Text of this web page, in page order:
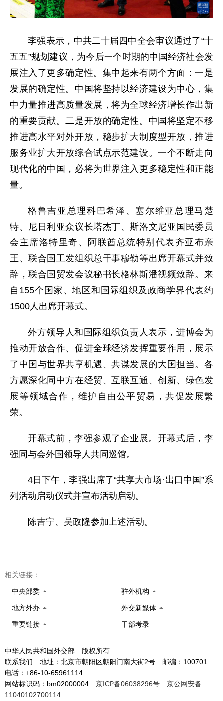
李强表示，中共二十届四中全会审议通过了“十
五五”规划建议，为今后一个时期的中国经济社会发
展注入了更多确定性。集中起来有两个方面：一是
发展的确定性。中国将坚持以经济建设为中心，集
中力量推进高质量发展，将为全球经济增长作出新
的重要贡献。二是开放的确定性。中国将坚定不移
推进高水平对外开放，稳步扩大制度型开放，推进
服务业扩大开放综合试点示范建设。一个不断走向
现代化的中国，必将为世界注入更多稳定性和正能
量。
格鲁吉亚总理科巴希泽、塞尔维亚总理马楚
特、尼日利亚众议长塔杰丁、斯洛文尼亚国民委员
会主席洛特里奇、阿联酋总统特别代表齐亚布亲
王、联合国工发组织总干事穆勒等出席开幕式并致
辞，联合国贸发会议秘书长格林斯潘视频致辞。来
自155个国家、地区和国际组织及政商学界代表约
1500人出席开幕式。
外方领导人和国际组织负责人表示，进博会为
推动开放合作、促进全球经济发挥重要作用，展示
了中国与世界共享机遇、共谋发展的大国担当。各
方愿深化同中方在经贸、互联互通、创新、绿色发
展等领域合作，维护自由公平贸易，共促发展繁
荣。
开幕式前，李强参观了企业展。开幕式后，李
强同与会外国领导人共同巡馆。
4日下午，李强出席了“共享大市场·出口中国”系
列活动启动仪式并宣布活动启动。
陈吉宁、吴政隆参加上述活动。
相关链接：
中央部委 驻外机构
地方外办 外交新媒体
重要链接 干部考录
中华人民共和国外交部 版权所有
联系我们 地址：北京市朝阳区朝阳门南大街2号 邮编：100701
电话：+86-10-65961114
网站标识码：bm02000004 京ICP备06038296号
京公网安备
11040102700114